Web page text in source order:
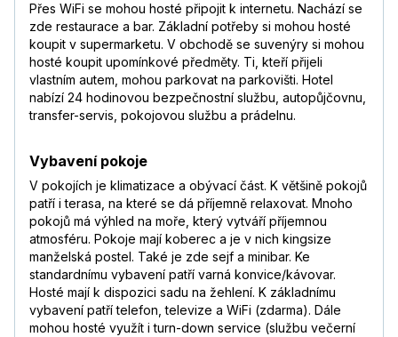
Přes WiFi se mohou hosté připojit k internetu. Nachází se
zde restaurace a bar. Základní potřeby si mohou hosté
koupit v supermarketu. V obchodě se suvenýry si mohou
hosté koupit upomínkové předměty. Ti, kteří přijeli
vlastním autem, mohou parkovat na parkovišti. Hotel
nabízí 24 hodinovou bezpečnostní službu, autopůjčovnu,
transfer-servis, pokojovou službu a prádelnu.
Vybavení pokoje
V pokojích je klimatizace a obývací část. K většině pokojů
patří i terasa, na které se dá příjemně relaxovat. Mnoho
pokojů má výhled na moře, který vytváří příjemnou
atmosféru. Pokoje mají koberec a je v nich kingsize
manželská postel. Také je zde sejf a minibar. Ke
standardnímu vybavení patří varná konvice/kávovar.
Hosté mají k dispozici sadu na žehlení. K základnímu
vybavení patří telefon, televize a WiFi (zdarma). Dále
mohou hosté využít i turn-down service (službu večerní